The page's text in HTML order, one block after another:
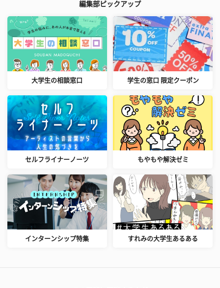
編集部ピックアップ
大学生の相談窓口 学生の窓口 限定クーポン
セルフライナーノーツ もやもや解決ゼミ
インターンシップ特集 すれみの大学生あるある